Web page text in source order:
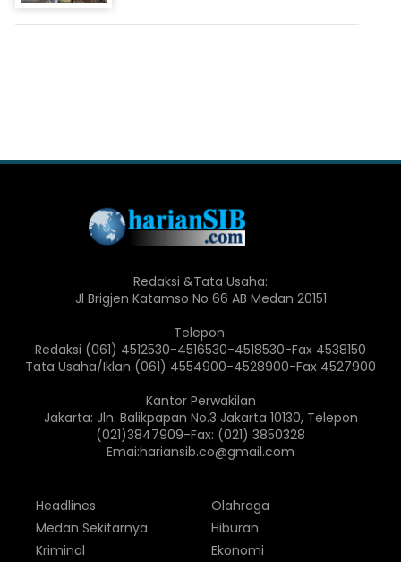
Redaksi &Tata Usaha:
Jl Brigjen Katamso No 66 AB Medan 20151
Telepon:
Redaksi (061) 4512530-4516530-4518530-Fax 4538150
Tata Usaha/Iklan (061) 4554900-4528900-Fax 4527900
Kantor Perwakilan
Jakarta: Jln. Balikpapan No.3 Jakarta 10130, Telepon
(021)3847909-Fax: (021) 3850328
Emai:hariansib.co@gmail.com
Headlines
Medan Sekitarnya
Kriminal
Olahraga
Hiburan
Ekonomi